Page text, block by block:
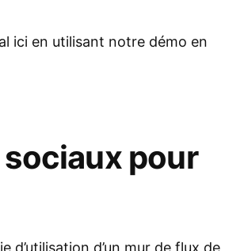
ici en utilisant notre démo en
pour
d’un mur de flux de